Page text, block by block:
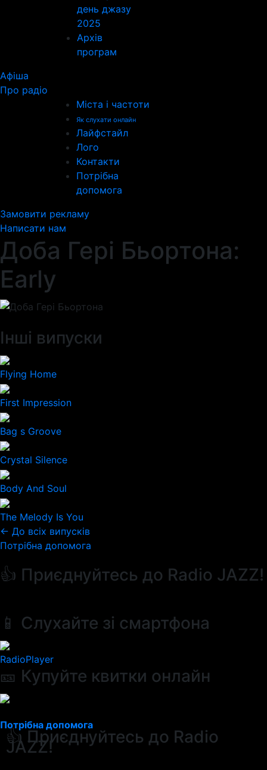
день джазу
2025
Архів
програм
Афіша
Про радіо
Міста і частоти
Як слухати онлайн
Лайфстайл
Лого
Контакти
Потрібна
допомога
Замовити рекламу
Написати нам
Доба Гері Бьортона:
Early
Інші випуски
Flying Home
First Impression
Bag s Groove
Crystal Silence
Body And Soul
The Melody Is You
← До всіх випусків
Потрібна допомога
👍 Приєднуйтесь до Radio JAZZ!
📱 Слухайте зі смартфона
RadioPlayer
🎫 Купуйте квитки онлайн
Потрібна допомога
👍 Приєднуйтесь до Radio
JAZZ!